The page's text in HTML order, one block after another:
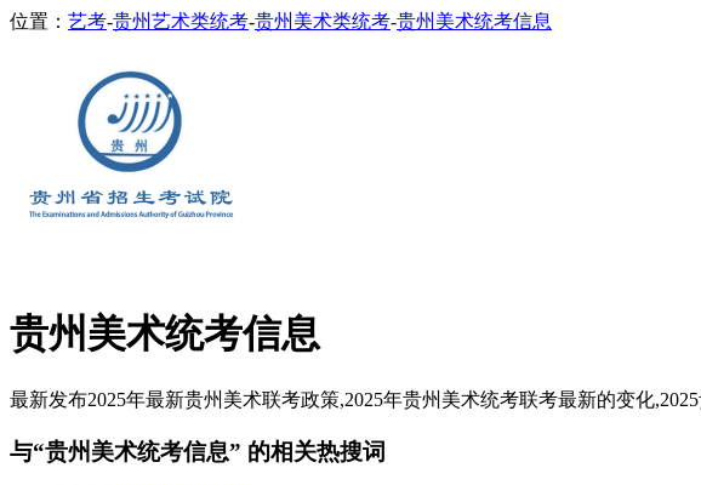
位置： 艺考-贵州艺术类统考-贵州美术类统考-贵州美术统考信息
贵州美术统考信息
最新发布2025年最新贵州美术联考政策,2025年贵州美术统考联考最新的变化
与“贵州美术统考信息” 的相关热搜词